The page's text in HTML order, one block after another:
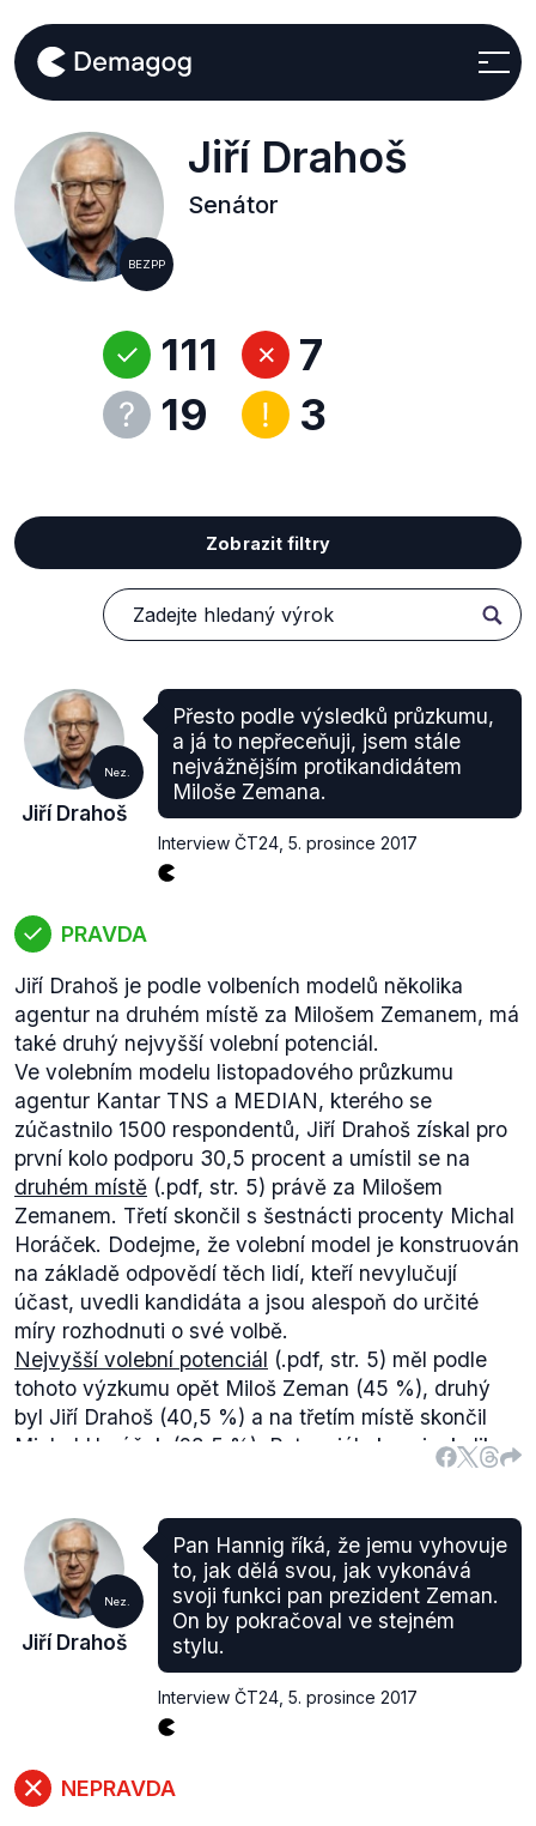
BEZPP
Jiří Drahoš
Senátor
111
19
7
3
Zobrazit filtry
Nez.
Jiří Drahoš
Přesto podle výsledků průzkumu,
a já to nepřeceňuji, jsem stále
nejvážnějším protikandidátem
Miloše Zemana.
Interview ČT24 5. prosince 2017
PRAVDA
Jiří Drahoš je podle volbeních modelů několika
agentur na druhém místě za Milošem Zemanem, má
také druhý nejvyšší volební potenciál.
Ve volebním modelu listopadového průzkumu
agentur Kantar TNS a MEDIAN, kterého se
zúčastnilo 1500 respondentů, Jiří Drahoš získal pro
první kolo podporu 30,5 procent a umístil se na
druhém místě (.pdf, str. 5) právě za Milošem
Zemanem. Třetí skončil s šestnácti procenty Michal
Horáček. Dodejme, že volební model je konstruován
na základě odpovědí těch lidí, kteří nevylučují
účast, uvedli kandidáta a jsou alespoň do určité
míry rozhodnuti o své volbě.
Nejvyšší volební potenciál (.pdf, str. 5) měl podle
tohoto výzkumu opět Miloš Zeman (45 %), druhý
byl Jiří Drahoš (40,5 %) a na třetím místě skončil
Michal Horáček (28,5 %). Potenciál ukazuje, kolik
lidí uvažuje o volbě kandidáta (jde tedy o vyšší číslo
Také říjnový
průzkum CVVM (.pdf) ukázal, že Miloš
Zeman vede ve voličských preferencích, a to s 34
%. Na druhém místě se objevil opět Jiří Drahoš s 22
% (.pdf, str. 5). Třetí Michal Horáček získal podporu
u třinácti procent respondentů. Voličské preference
zde ukazují, kolik lidí z těch, kdo plánují jít volit,
preferuje toho kterého kandidáta. Zahrnuti jsou zde i
ti, kteří nejsou rozhodnuti.
také ukázal, že Jiří Drahoš je nejvážnějším
Nez.
Jiří Drahoš
Pan Hannig říká, že jemu vyhovuje
to, jak dělá svou, jak vykonává
svoji funkci pan prezident Zeman.
On by pokračoval ve stejném
stylu.
Interview ČT24 5. prosince 2017
NEPRAVDA